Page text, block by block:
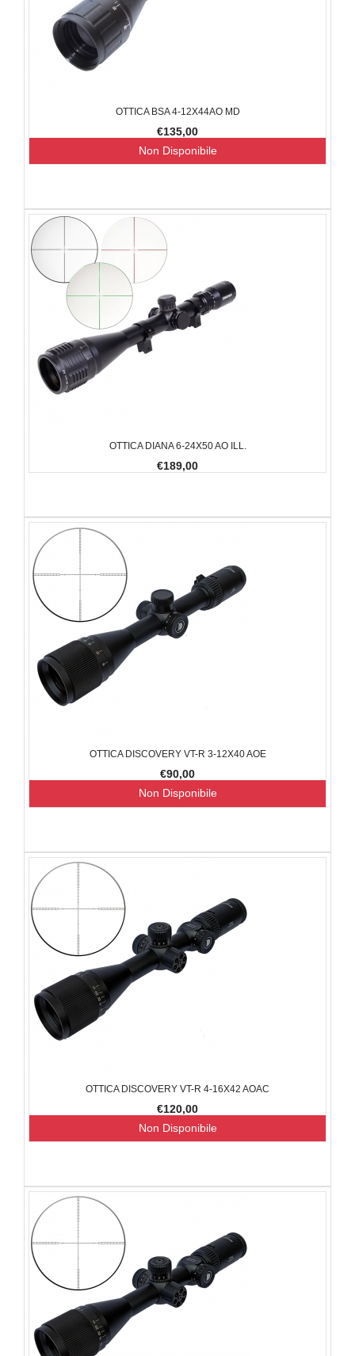
OTTICA BSA 4-12X44AO MD
€135,00
Non Disponibile
OTTICA DIANA 6-24X50 AO ILL.
€189,00
OTTICA DISCOVERY VT-R 3-12X40 AOE
€90,00
Non Disponibile
OTTICA DISCOVERY VT-R 4-16X42 AOAC
€120,00
Non Disponibile